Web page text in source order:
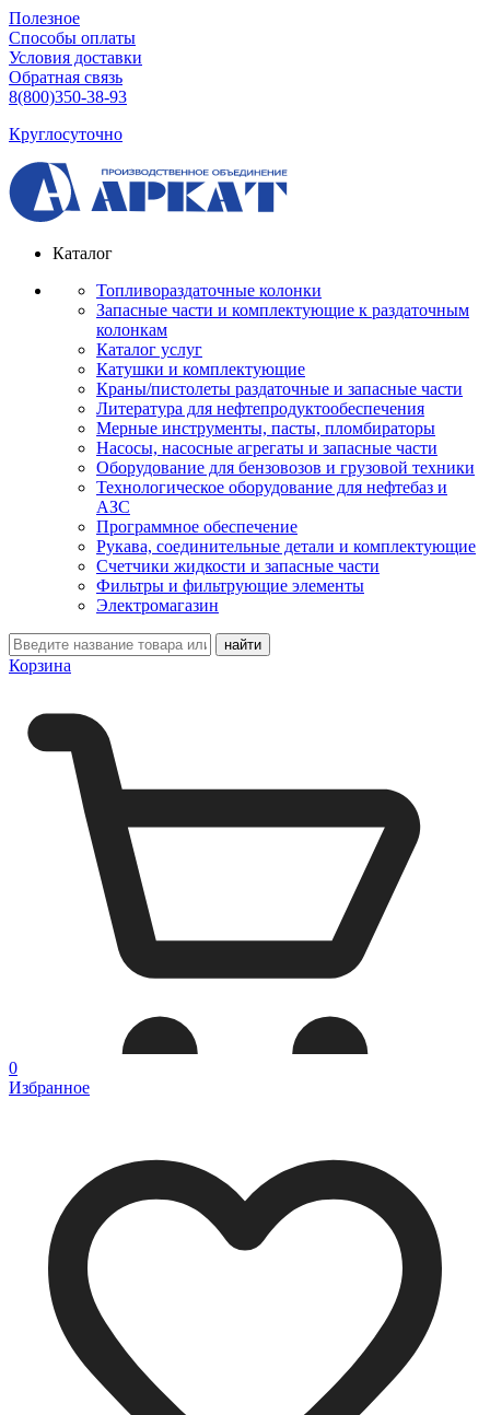
Полезное
Способы оплаты
Условия доставки
Обратная связь
8(800)350-38-93
Круглосуточно
Каталог
Топливораздаточные колонки
Запасные части и комплектующие к раздаточным
колонкам
Каталог услуг
Катушки и комплектующие
Краны/пистолеты раздаточные и запасные части
Литература для нефтепродуктообеспечения
Мерные инструменты, пасты, пломбираторы
Насосы, насосные агрегаты и запасные части
Оборудование для бензовозов и грузовой техники
Технологическое оборудование для нефтебаз и
АЗС
Программное обеспечение
Рукава, соединительные детали и комплектующие
Счетчики жидкости и запасные части
Фильтры и фильтрующие элементы
Электромагазин
Корзина
0
Избранное